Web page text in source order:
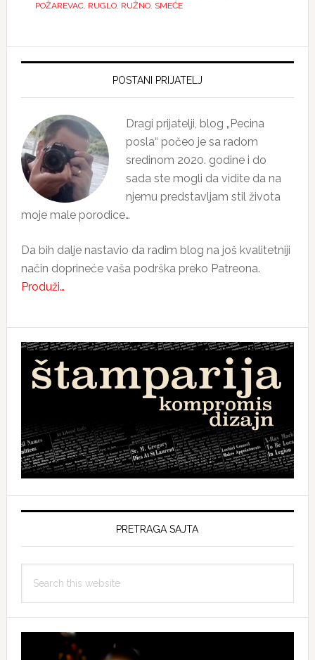
POŽAREVAC, RUGLO, RUŽNO, SMEĆE
Primary
POSTANI PRIJATELJ
Dragi prijatelji, blog „Pecina
posla“ počeo je sa radom
sredinom 2020. godine i do
sada ste mogli da vidite da na
njemu predstavljam stil života
moje male porodice…
Da bih dalje nastavio da radim blog na još kvalitetniji
način doprineće vaša podrška preko Patreona.
Produži…
PRETRAGA SAJTA
this